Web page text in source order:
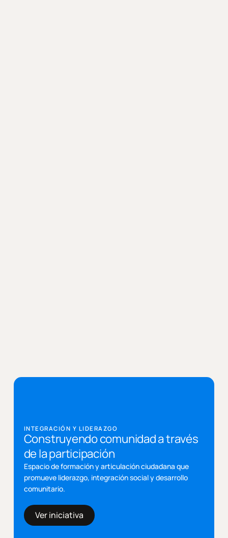
INTEGRACIÓN Y LIDERAZGO
Construyendo comunidad a través
de la participación
Espacio de formación y articulación ciudadana que
promueve liderazgo, integración social y desarrollo
comunitario.
Ver iniciativa